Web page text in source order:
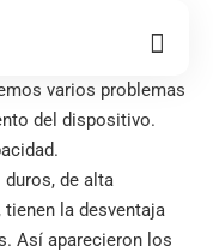
varios problemas
del dispositivo.
de alta
la desventaja
. Así aparecieron los